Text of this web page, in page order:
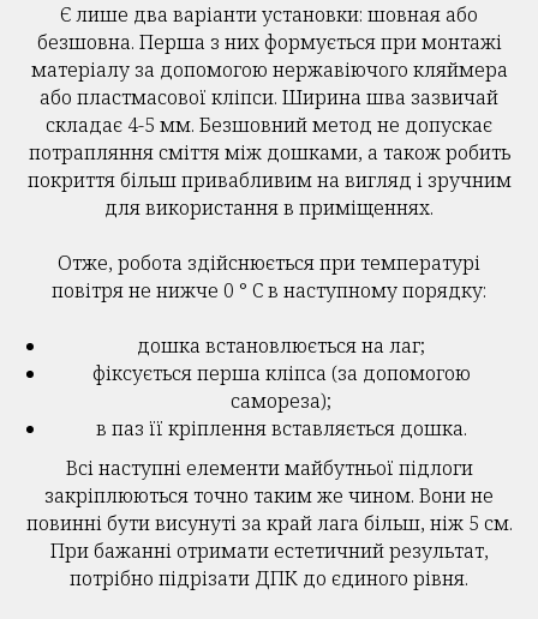
Є лише два варіанти установки: шовная або
безшовна. Перша з них формується при монтажі
матеріалу за допомогою нержавіючого кляймера
або пластмасової кліпси. Ширина шва зазвичай
складає 4-5 мм. Безшовний метод не допускає
потрапляння сміття між дошками, а також робить
покриття більш привабливим на вигляд і зручним
для використання в приміщеннях.
Отже, робота здійснюється при температурі
повітря не нижче 0 ° С в наступному порядку:
дошка встановлюється на лаг;
фіксується перша кліпса (за допомогою
самореза);
в паз її кріплення вставляється дошка.
Всі наступні елементи майбутньої підлоги
закріплюються точно таким же чином. Вони не
повинні бути висунуті за край лага більш, ніж 5 см.
При бажанні отримати естетичний результат,
потрібно підрізати ДПК до єдиного рівня.